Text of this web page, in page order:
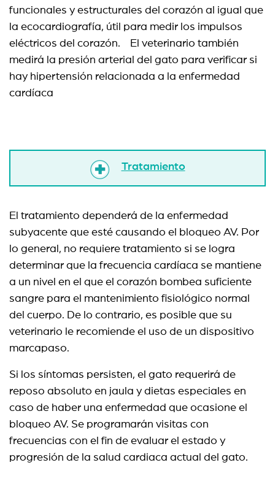
funcionales y estructurales del corazón al igual que
la ecocardiografía, útil para medir los impulsos
eléctricos del corazón.
El veterinario también
medirá la presión arterial del gato para verificar si
hay hipertensión relacionada a la enfermedad
cardíaca
Tratamiento
El tratamiento dependerá de la enfermedad
subyacente que esté causando el bloqueo AV. Por
lo general, no requiere tratamiento si se logra
determinar que la frecuencia cardíaca se mantiene
a un nivel en el que el corazón bombea suficiente
sangre para el mantenimiento fisiológico normal
del cuerpo. De lo contrario, es posible que su
veterinario le recomiende el uso de un dispositivo
marcapaso.
Si los síntomas persisten, el gato requerirá de
reposo absoluto en jaula y dietas especiales en
caso de haber una enfermedad que ocasione el
bloqueo AV. Se programarán visitas con
frecuencias con el fin de evaluar el estado y
progresión de la salud cardiaca actual del gato.